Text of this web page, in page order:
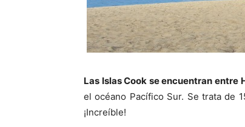
Las Islas Cook se encuentran entre
el océano Pacífico Sur. Se trata de
¡Increíble!